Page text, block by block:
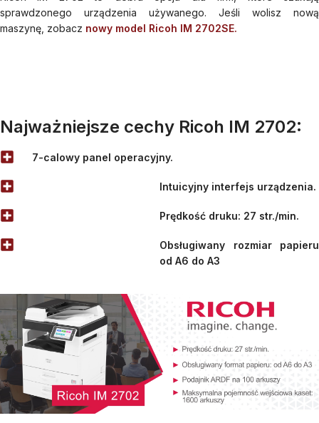
sprawdzonego urządzenia używanego. Jeśli wolisz nową
maszynę, zobacz nowy model Ricoh IM 2702SE.
Najważniejsze cechy Ricoh IM 2702:
7-calowy panel operacyjny.
Intuicyjny interfejs urządzenia.
Prędkość druku: 27 str./min.
Obsługiwany rozmiar papieru
od A6 do A3